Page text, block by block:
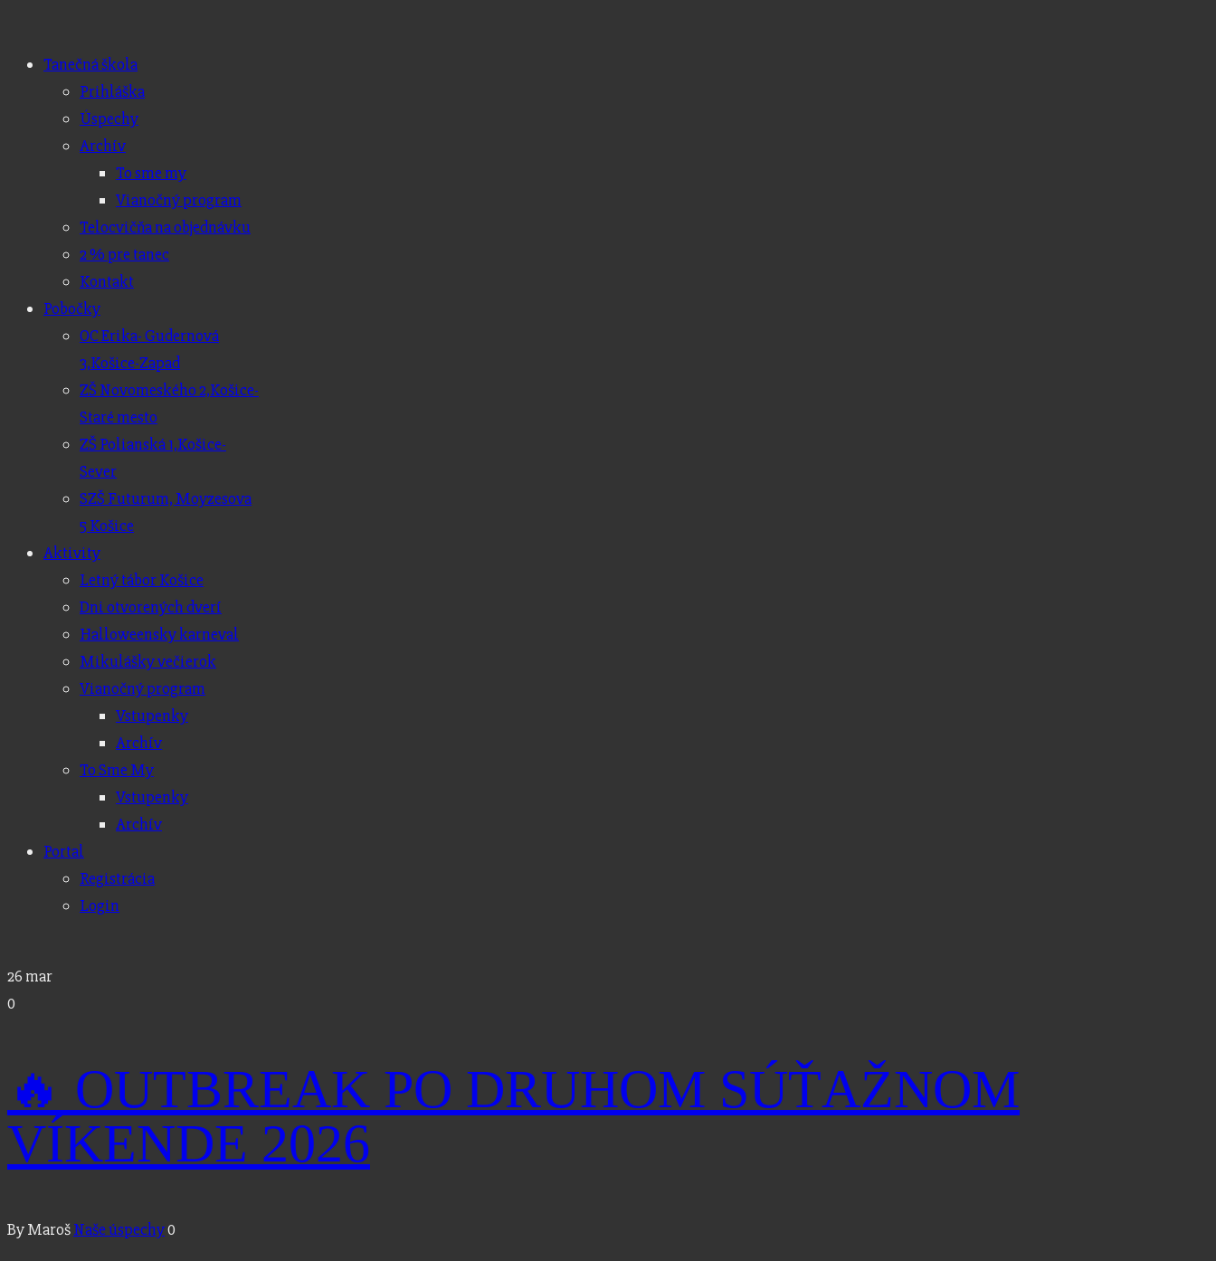
Tanečná škola
Prihláška
Úspechy
Archív
To sme my
Vianočný program
Telocvičňa na objednávku
2 % pre tanec
Kontakt
Pobočky
OC Erika- Gudernová
3,Košice-Zapad
ZŠ Novomeského 2,Košice-
Staré mesto
ZŠ Polianská 1,Košice-
Sever
SZŠ Futurum, Moyzesova
5 Košice
Aktivity
Letný tábor Košice
Dni otvorených dverí
Halloweensky karneval
Mikulášky večierok
Vianočný program
Vstupenky
Archív
To Sme My
Vstupenky
Archív
Portal
Registrácia
Login
26 mar
0
🔥 OUTBREAK PO DRUHOM SÚŤAŽNOM
VÍKENDE 2026
By MarošNaše úspechy0